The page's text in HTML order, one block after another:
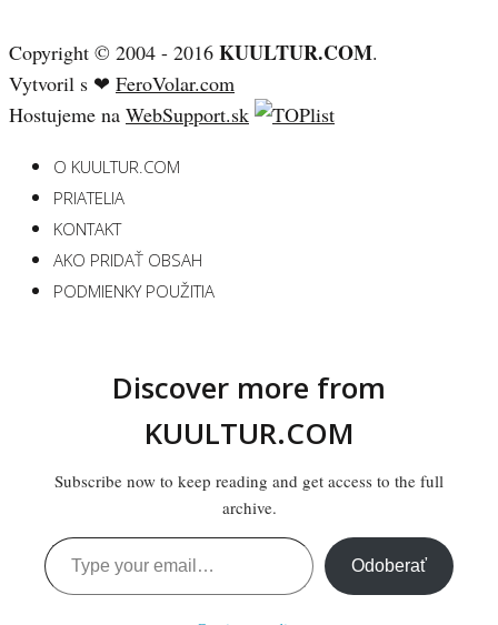
Copyright © 2004 - 2016 KUULTUR.COM.
Vytvoril s ❤ FeroVolar.com
Hostujeme na WebSupport.sk
O KUULTUR.COM
PRIATELIA
KONTAKT
AKO PRIDAŤ OBSAH
PODMIENKY POUŽITIA
Discover more from
KUULTUR.COM
Subscribe now to keep reading and get access to the full
archive.
Type your email…
Odoberať